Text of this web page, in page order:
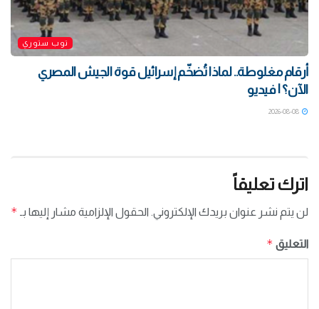
توب ستوري
أرقام مغلوطة.. لماذا تُضخّم إسرائيل قوة الجيش المصري
الآن؟ | فيديو
اترك تعليقاً
لن يتم نشر عنوان بريدك الإلكتروني. الحقول الإلزامية مشار إليها بـ *
التعليق *